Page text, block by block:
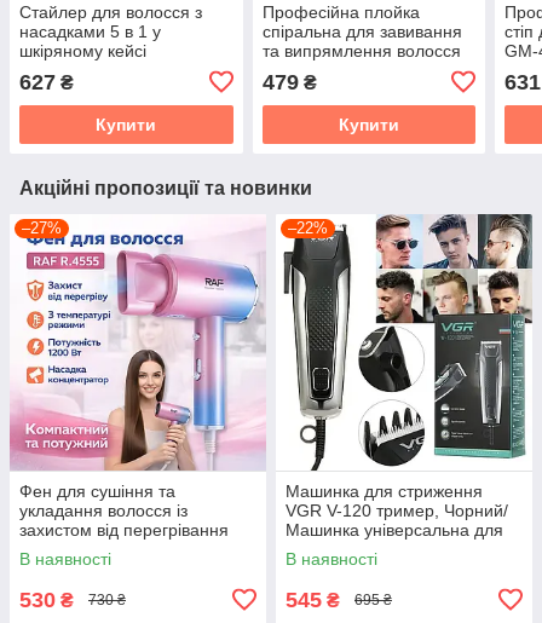
Стайлер для волосся з
насадками 5 в 1 у
шкіряному кейсі
автоматичний для
укладання та завивання
627 ₴
Купити
Професійна плойка
спіральна для завивання
та випрямлення волосся
прасок 2 в 1 Hair Curling
Iron WA-1
479₴
Купити
631
Акційні пропозиції та новинки
–27%
Фен для сушіння та
укладання волосся із
захистом від перегрівання
та концентратором RAF
R.4555 1200W
В наявності
530 ₴ 730 ₴
–22%
Машинка для стриження
VGR V-120 тример, Чорний/
Машинка універсальна для
стриження волосся
В наявності
545 ₴ 695 ₴